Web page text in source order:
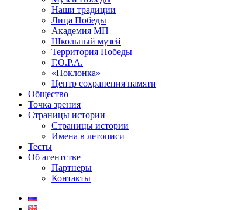
Наши традиции
Лица Победы
Академия МП
Школьный музей
Территория Победы
Г.О.Р.А.
«Поклонка»
Центр сохранения памяти
Общество
Точка зрения
Страницы истории
Страницы истории
Имена в летописи
Тесты
Об агентстве
Партнеры
Контакты